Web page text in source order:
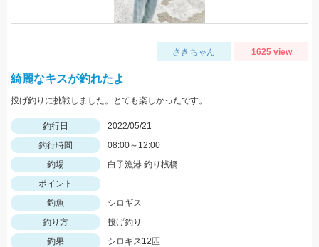
さきちゃん 1625 view
綺麗なキスが釣れたよ
投げ釣りに挑戦しました。とても楽しかったです。
釣行日
2022/05/21
釣行時間
08:00～12:00
釣場
白子漁港 釣り桟橋
ポイント
釣魚
シロギス
釣り方
投げ釣り
釣果
シロギス12匹